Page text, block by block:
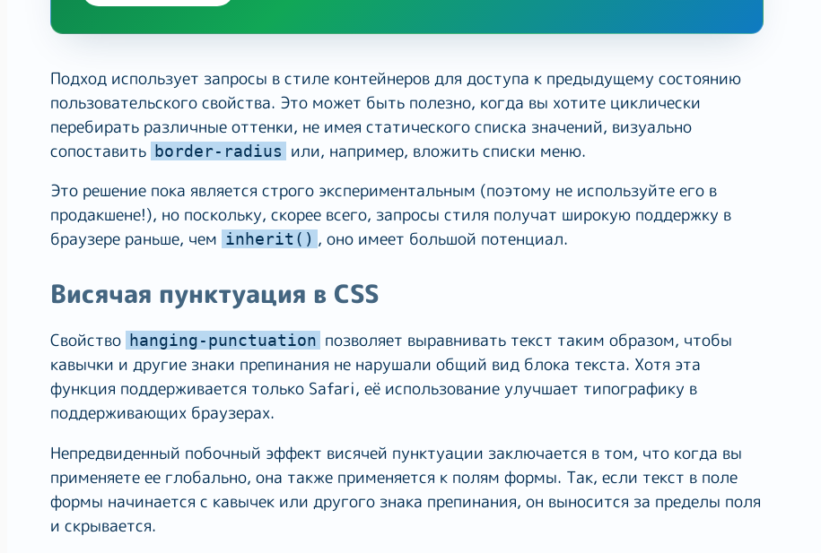
Подход использует запросы в стиле контейнеров для доступа к предыдущему состоянию
пользовательского свойства. Это может быть полезно, когда вы хотите циклически
перебирать различные оттенки, не имея статического списка значений, визуально
сопоставить border-radius или, например, вложить списки меню.
Это решение пока является строго экспериментальным (поэтому не используйте его в
продакшене!), но поскольку, скорее всего, запросы стиля получат широкую поддержку в
браузере раньше, чем inherit() , оно имеет большой потенциал.
Висячая пунктуация в CSS
Свойство hanging-punctuation позволяет выравнивать текст таким образом, чтобы
кавычки и другие знаки препинания не нарушали общий вид блока текста. Хотя эта
функция поддерживается только Safari, её использование улучшает типографику в
поддерживающих браузерах.
Непредвиденный побочный эффект висячей пунктуации заключается в том, что когда вы
применяете ее глобально, она также применяется к полям формы. Так, если текст в поле
формы начинается с кавычек или другого знака препинания, он выносится за пределы поля
и скрывается.